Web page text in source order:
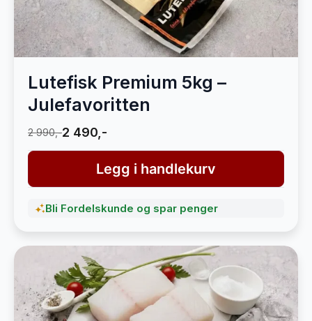
Lutefisk Premium 5kg –
Julefavoritten
2 990,-2 490,-
Legg i handlekurv
Bli Fordelskunde og spar penger